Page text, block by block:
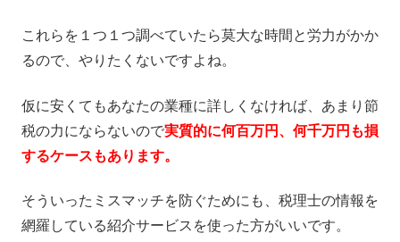
これらを１つ１つ調べていたら莫大な時間と労力がかか
るので、やりたくないですよね。
仮に安くてもあなたの業種に詳しくなければ、あまり節
税の力にならないので実質的に何百万円、何千万円も損
するケースもあります。
そういったミスマッチを防ぐためにも、税理士の情報を
網羅している紹介サービスを使った方がいいです。